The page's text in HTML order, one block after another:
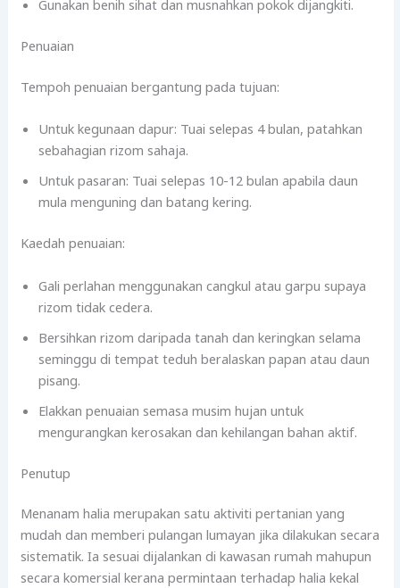
Gunakan benih sihat dan musnahkan pokok dijangkiti.
Penuaian
Tempoh penuaian bergantung pada tujuan:
Untuk kegunaan dapur: Tuai selepas 4 bulan, patahkan
sebahagian rizom sahaja.
Untuk pasaran: Tuai selepas 10-12 bulan apabila daun
mula menguning dan batang kering.
Kaedah penuaian:
Gali perlahan menggunakan cangkul atau garpu supaya
rizom tidak cedera.
Bersihkan rizom daripada tanah dan keringkan selama
seminggu di tempat teduh beralaskan papan atau daun
pisang.
Elakkan penuaian semasa musim hujan untuk
mengurangkan kerosakan dan kehilangan bahan aktif.
Penutup
Menanam halia merupakan satu aktiviti pertanian yang
mudah dan memberi pulangan lumayan jika dilakukan secara
sistematik. Ia sesuai dijalankan di kawasan rumah mahupun
secara komersial kerana permintaan terhadap halia kekal